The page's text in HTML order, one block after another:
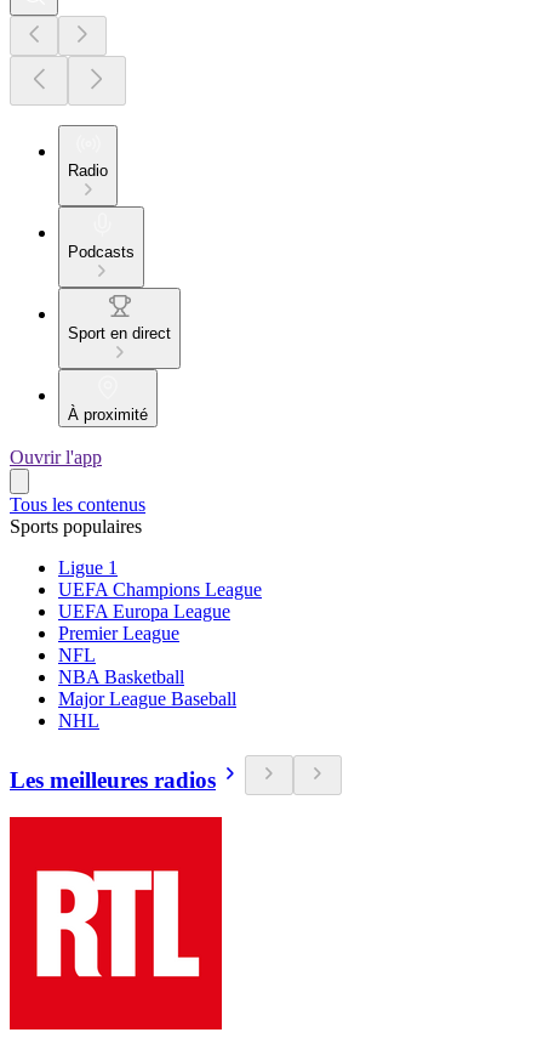
Radio
Podcasts
Sport en direct
À proximité
Ouvrir l'app
Tous les contenus
Sports populaires
Ligue 1
UEFA Champions League
UEFA Europa League
Premier League
NFL
NBA Basketball
Major League Baseball
NHL
Les meilleures radios